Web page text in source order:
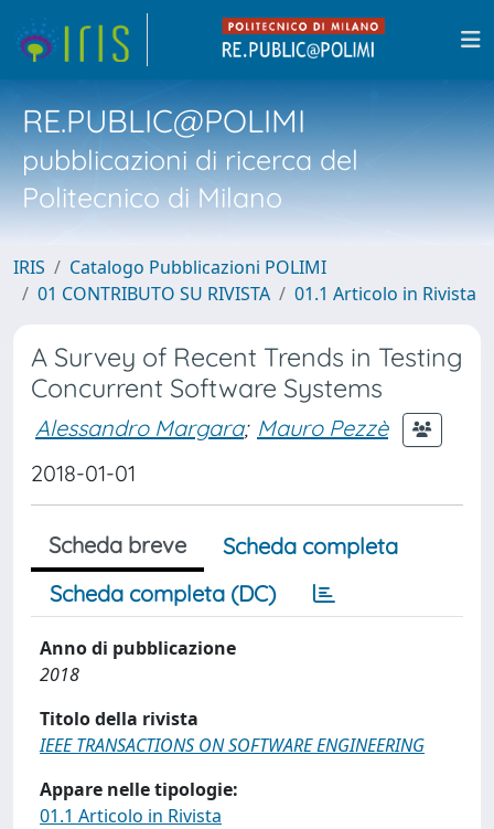
RE.PUBLIC@POLIMI
pubblicazioni di ricerca del
Politecnico di Milano
IRIS
Catalogo Pubblicazioni POLIMI
01 CONTRIBUTO SU RIVISTA
01.1 Articolo in Rivista
A Survey of Recent Trends in Testing
Concurrent Software Systems
Alessandro Margara; Mauro Pezzè
2018-01-01
Scheda breve
Scheda completa
Scheda completa (DC)
Anno di pubblicazione
2018
Titolo della rivista
IEEE TRANSACTIONS ON SOFTWARE ENGINEERING
Appare nelle tipologie:
01.1 Articolo in Rivista